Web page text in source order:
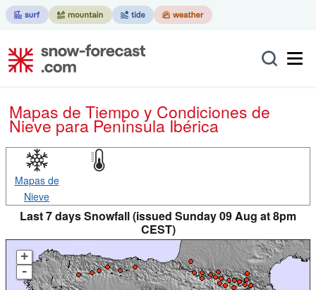
Mapas de Tiempo y Condiciones de
Nievepara Península Ibérica
Mapas de
Nieve
Last 7 days Snowfall (issued Sunday 09 Aug at 8pm
CEST)
+
-